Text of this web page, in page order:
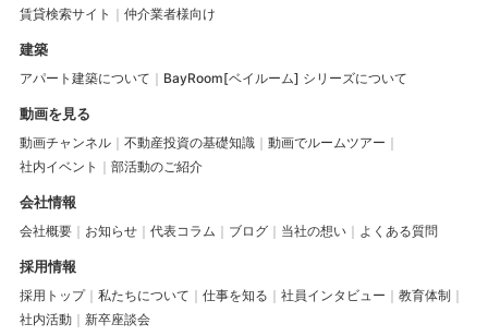
賃貸検索サイト 仲介業者様向け
建築
アパート建築について BayRoom[ベイルーム] シリーズについて
動画を見る
動画チャンネル 不動産投資の基礎知識
動画でルームツアー
社内イベント
部活動のご紹介
会社情報
会社概要 お知らせ 代表コラム ブログ 当社の想い よくある質問
採用情報
採用トップ 私たちについて 仕事を知る 社員インタビュー
教育体制
社内活動
新卒座談会